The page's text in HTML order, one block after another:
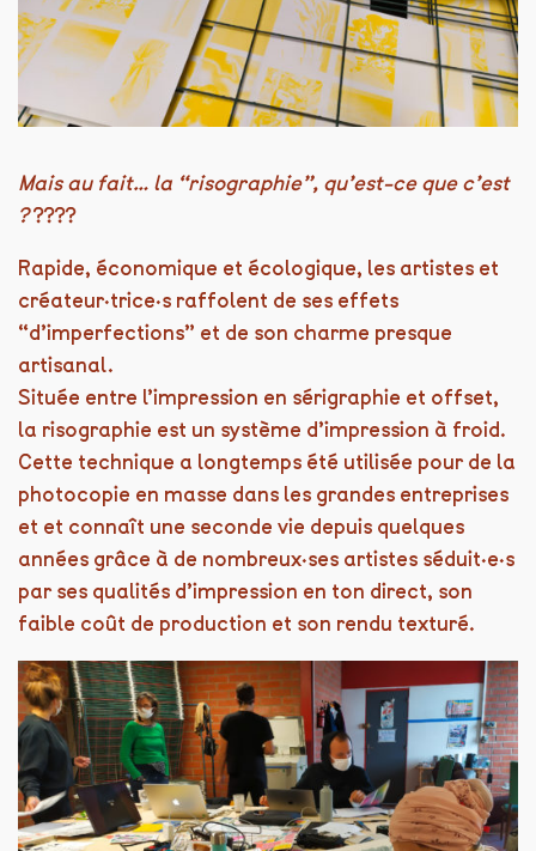
Mais au fait… la “risographie”, qu’est-ce que c’est
?????
Rapide, économique et écologique, les artistes et
créateur·trice·s raffolent de ses effets
“d’imperfections” et de son charme presque
artisanal.
Située entre l’impression en sérigraphie et offset,
la risographie est un système d’impression à froid.
Cette technique a longtemps été utilisée pour de la
photocopie en masse dans les grandes entreprises
et et connaît une seconde vie depuis quelques
années grâce à de nombreux·ses artistes séduit·e·s
par ses qualités d’impression en ton direct, son
faible coût de production et son rendu texturé.